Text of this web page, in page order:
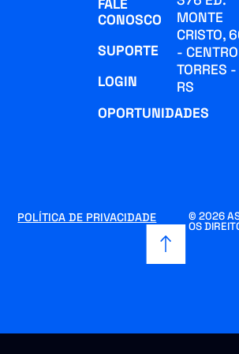
FALE
CONOSCO
SUPORTE
LOGIN
OPORTUNIDADES
MONTE
CRISTO,
- CENTRO
TORRES -
RS
© 2026
OS
POLÍTICA DE PRIVACIDADE